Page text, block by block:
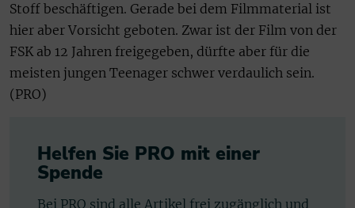
Stoff beschäftigen. Gerade bei dem Filmmaterial ist
hier aber Vorsicht geboten. Zwar ist der Film von der
FSK ab 12 Jahren freigegeben, dürfte aber für die
meisten jungen Teenager schwer verdaulich sein.
(PRO)
Helfen Sie PRO mit einer
Spende
Bei PRO sind alle Artikel frei zugänglich und